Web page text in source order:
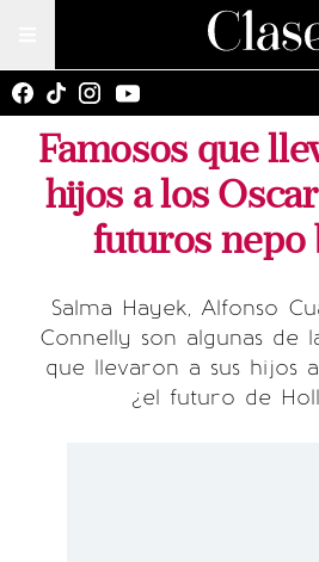
Famosos que
hijos a los
futuros nepo
Salma Hayek, Alfonso
Connelly son algunas de
que llevaron a sus hijos
¿el futuro de